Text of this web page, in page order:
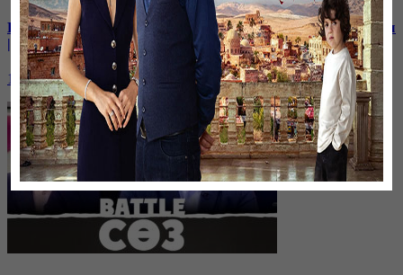
Қ.Тоқаев және қазақ тілі, «Слово пацана» фильмінің зияны
| Battle соз
11 декабря, 14:00